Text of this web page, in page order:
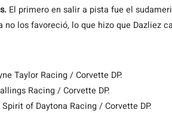
El primero en salir a pista fue el
no los favoreció, lo que hizo que Dazliez
Taylor Racing / Corvette DP.
Racing / Corvette DP.
of Daytona Racing / Corvette DP.